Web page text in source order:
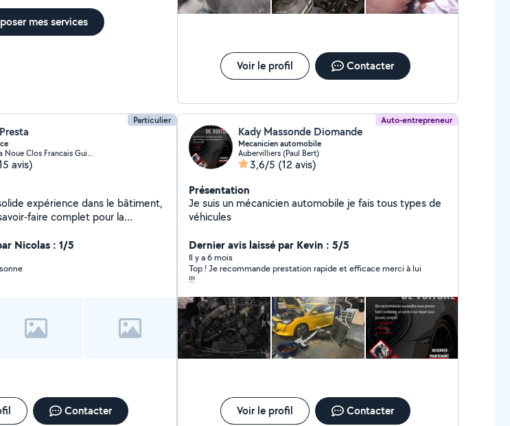
mes services
Voir le profil Contacter
Particulier
Montreuil (La Noue Clos Francais Guilands 4)
avis)
faire complet pour la
permet de prendre en charge
vous évitant ainsi de
à votre
de sol (parquet, carrelage)
en
(installation, modification,
Discutons de vos
Nicolas : 1/5
Contacter
Auto-entrepreneur
Kady Massonde Diomande
Mecanicien automobile
Aubervilliers (Paul Bert)
3,6/5 (12 avis)
Présentation
Je suis un mécanicien automobile je fais tous types de
véhicules
Dernier avis laissé par Kevin : 5/5
Il y a 6 mois
Top ! Je recommande prestation rapide et efficace merci à lui
!!!
Voir le profil Contacter